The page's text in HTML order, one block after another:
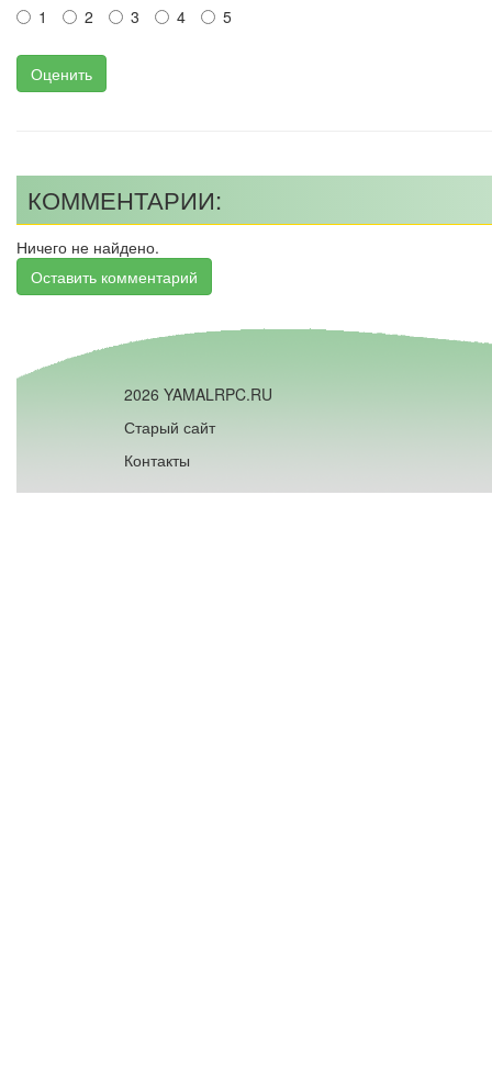
1
2 3 4 5
Оценить
КОММЕНТАРИИ:
Ничего не найдено.
Оставить комментарий
2026 YAMALRPC.RU
Старый сайт
Контакты